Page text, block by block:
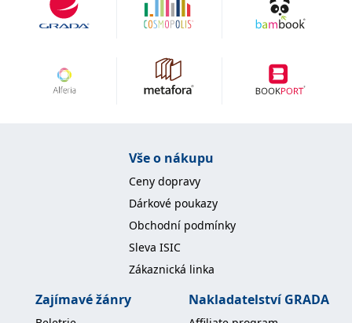
Vše o nákupu
Ceny dopravy
Dárkové poukazy
Obchodní podmínky
Sleva ISIC
Zákaznická linka
Zajímavé žánry Nakladatelství GRADA